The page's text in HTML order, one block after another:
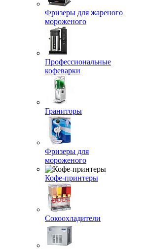
Фризеры для жареного
мороженого
Профессиональные
кофеварки
Граниторы
Фризеры для
мороженого
Кофе-принтеры
Сокоохладители